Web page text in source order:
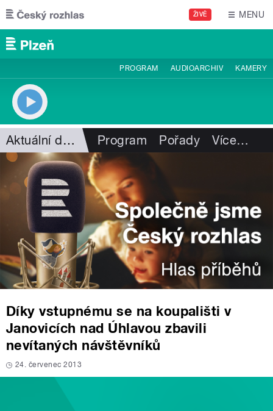
Přejít k hlavnímu obsahu
ŽIVĚ MENU
PROGRAM AUDIOARCHIV KAMERY
Aktuální dění Program Pořady Více…
Díky vstupnému se na koupališti v
Janovicích nad Úhlavou zbavili
nevítaných návštěvníků
24. červenec 2013